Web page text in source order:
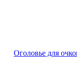
Оголовье для